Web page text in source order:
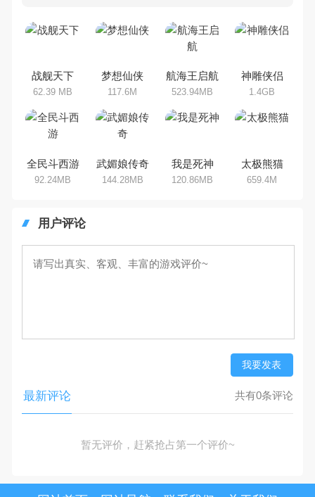
色手机游戏有哪些呢？游戏今天，
乐途下载站小编芒果味的怪咖给大
集，欢迎大家前来选择下载体验
战舰天下
62.39 MB
梦想仙侠
117.6M
航海王启航
523.94MB
神雕侠侣
1.4GB
全民斗西游
92.24MB
武媚娘传奇
144.28MB
我是死神
120.86MB
太极熊猫
659.4M
用户评论
我要发表
最新评论 共有0条评论
暂无评价，赶紧抢占第一个评价~